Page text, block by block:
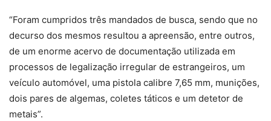
“Foram cumpridos três mandados de busca, sendo que no
decurso dos mesmos resultou a apreensão, entre outros,
de um enorme acervo de documentação utilizada em
processos de legalização irregular de estrangeiros, um
veículo automóvel, uma pistola calibre 7,65 mm, munições,
dois pares de algemas, coletes táticos e um detetor de
metais”.